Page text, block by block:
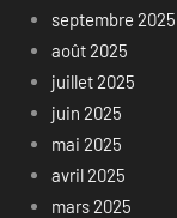
septembre 2025
août 2025
juillet 2025
juin 2025
mai 2025
avril 2025
mars 2025